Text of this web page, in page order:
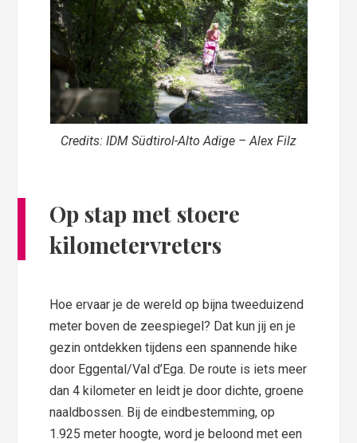
Credits: IDM Südtirol-Alto Adige – Alex Filz
Op stap met stoere
kilometervreters
Hoe ervaar je de wereld op bijna tweeduizend
meter boven de zeespiegel? Dat kun jij en je
gezin ontdekken tijdens een spannende hike
door Eggental/Val d’Ega. De route is iets meer
dan 4 kilometer en leidt je door dichte, groene
naaldbossen. Bij de eindbestemming, op
1.925 meter hoogte, word je beloond met een